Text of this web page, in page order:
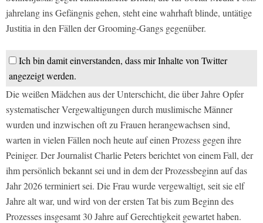
jahrelang ins Gefängnis gehen, steht eine wahrhaft blinde, untätige
Justitia in den Fällen der Grooming-Gangs gegenüber.
Ich bin damit einverstanden, dass mir Inhalte von Twitter
angezeigt werden.
Die weißen Mädchen aus der Unterschicht, die über Jahre Opfer
systematischer Vergewaltigungen durch muslimische Männer
wurden und inzwischen oft zu Frauen herangewachsen sind,
warten in vielen Fällen noch heute auf einen Prozess gegen ihre
Peiniger. Der Journalist Charlie Peters berichtet von einem Fall, der
ihm persönlich bekannt sei und in dem der Prozessbeginn auf das
Jahr 2026 terminiert sei. Die Frau wurde vergewaltigt, seit sie elf
Jahre alt war, und wird von der ersten Tat bis zum Beginn des
Prozesses insgesamt 30 Jahre auf Gerechtigkeit gewartet haben.